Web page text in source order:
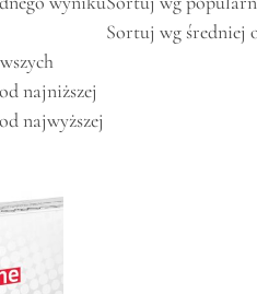
Sortuj wg średniej
najniższej
najwyższej